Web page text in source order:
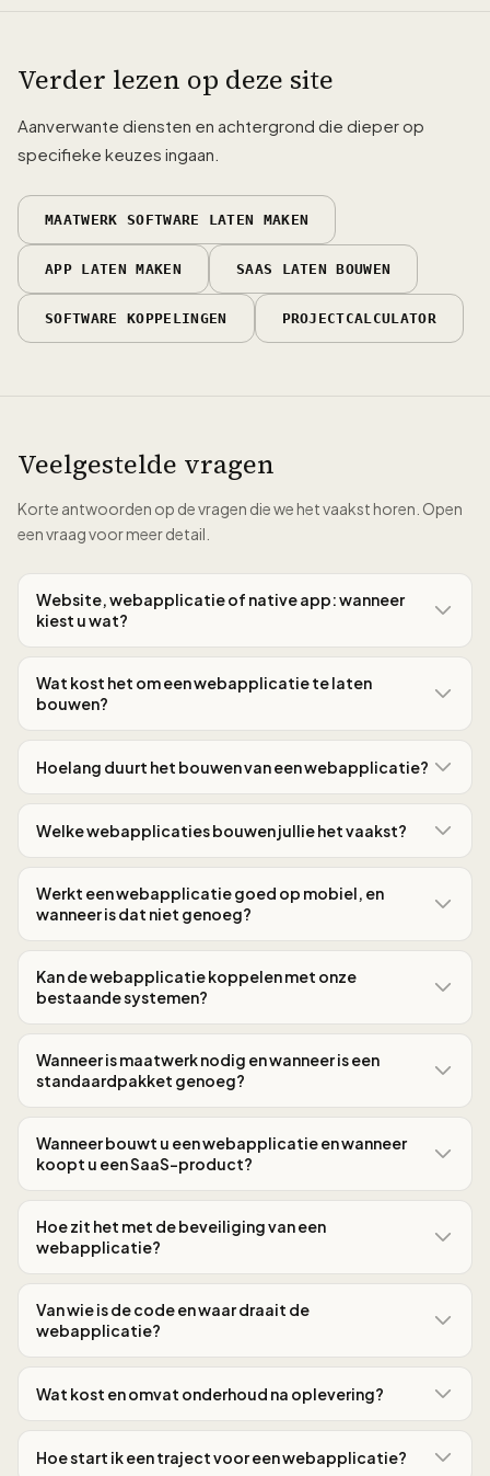
Verder lezen op deze site
Aanverwante diensten en achtergrond die dieper op
specifieke keuzes ingaan.
MAATWERK SOFTWARE LATEN MAKEN
APP LATEN MAKEN SAAS LATEN BOUWEN
SOFTWARE KOPPELINGEN PROJECTCALCULATOR
Veelgestelde vragen
Korte antwoorden op de vragen die we het vaakst horen. Open
een vraag voor meer detail.
Website, webapplicatie of native app: wanneer
kiest u wat?
Wat kost het om een webapplicatie te laten
bouwen?
Hoelang duurt het bouwen van een webapplicatie?
Welke webapplicaties bouwen jullie het vaakst?
Werkt een webapplicatie goed op mobiel, en
wanneer is dat niet genoeg?
Kan de webapplicatie koppelen met onze
bestaande systemen?
Wanneer is maatwerk nodig en wanneer is een
standaardpakket genoeg?
Wanneer bouwt u een webapplicatie en wanneer
koopt u een SaaS-product?
Hoe zit het met de beveiliging van een
webapplicatie?
Van wie is de code en waar draait de
webapplicatie?
Wat kost en omvat onderhoud na oplevering?
Hoe start ik een traject voor een webapplicatie?